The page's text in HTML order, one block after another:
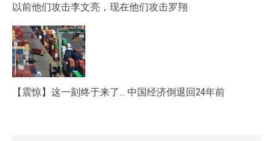
以前他们攻击李文亮，现在他们攻击罗翔
【震惊】这一刻终于来了… 中国经济倒退回24年前